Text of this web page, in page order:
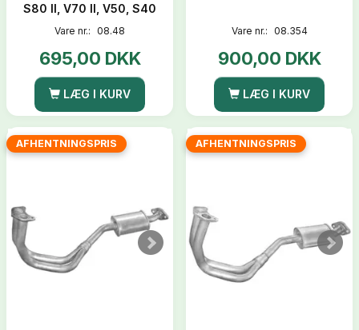
S80 II, V70 II, V50, S40
Vare nr.: 08.48
695,00 DKK
LÆG I KURV
Vare nr.: 08.354
900,00 DKK
LÆG I KURV
AFHENTNINGSPRIS AFHENTNINGSPRIS